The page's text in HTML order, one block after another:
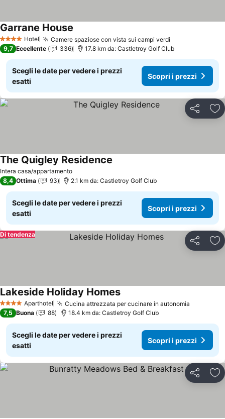
4 Stelle Hotel Camere spaziose con vista sui campi verdi
Garrane House
9,7 Eccellente 336 17.8 km da: Castletroy Golf Club
Scegli le date per vedere i prezzi
esatti
Scopri i prezzi
Condividi
Intera casa/appartamento
The Quigley Residence
8,4 Ottima 93 2.1 km da: Castletroy Golf Club
Scegli le date per vedere i prezzi
esatti
Scopri i prezzi
Condividi
Di tendenza
4 Stelle Aparthotel Cucina attrezzata per cucinare in autonomia
Lakeside Holiday HomesScopri i prezzi
7,5 Buona 88 18.4 km da: Castletroy Golf Club
Scegli le date per vedere i prezzi
esatti
Scopri i prezzi
Condividi